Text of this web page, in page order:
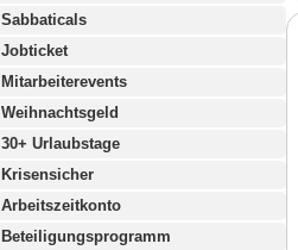
Sabbaticals
Jobticket
Mitarbeiterevents
Weihnachtsgeld
30+ Urlaubstage
Krisensicher
Arbeitszeitkonto
Beteiligungsprogramm